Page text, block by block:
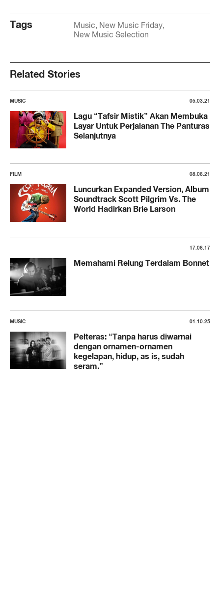
Tags Music New Music Friday
New Music Selection
Related Stories
MUSIC 05.03.21
Lagu “Tafsir Mistik” Akan Membuka
Layar Untuk Perjalanan The Panturas
Selanjutnya
FILM 08.06.21
Luncurkan Expanded Version, Album
Soundtrack Scott Pilgrim Vs. The
World Hadirkan Brie Larson
17.06.17
Memahami Relung Terdalam Bonnet
MUSIC 01.10.25
Pelteras: “Tanpa harus diwarnai
dengan ornamen-ornamen
kegelapan, hidup, as is, sudah
seram.”